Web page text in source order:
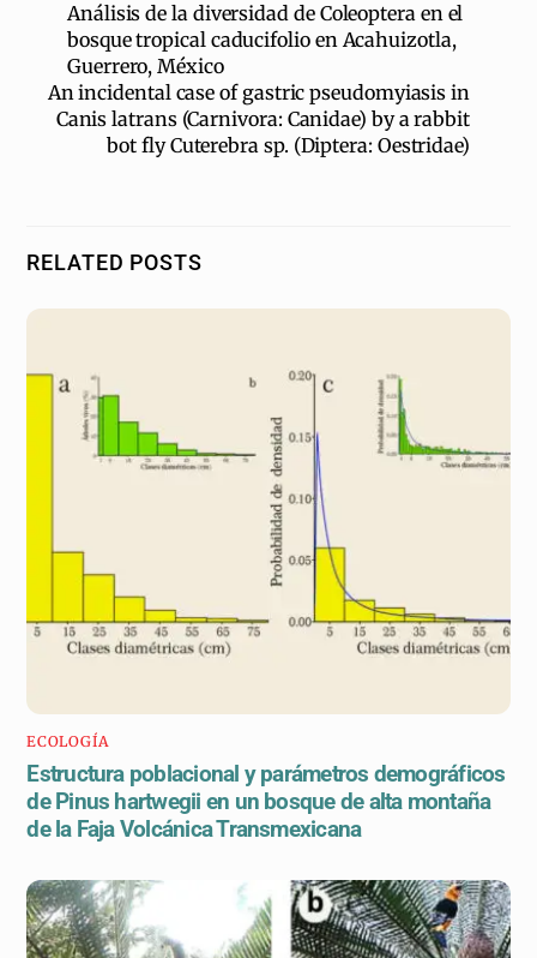
Análisis de la diversidad de Coleoptera en el
bosque tropical caducifolio en Acahuizotla,
Guerrero, México
An incidental case of gastric pseudomyiasis in
Canis latrans (Carnivora: Canidae) by a rabbit
bot fly Cuterebra sp. (Diptera: Oestridae)
RELATED POSTS
ECOLOGÍA
Estructura poblacional y parámetros demográficos
de Pinus hartwegii en un bosque de alta montaña
de la Faja Volcánica Transmexicana